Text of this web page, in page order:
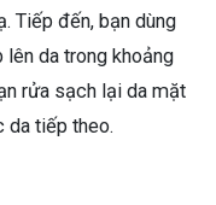
Tiếp đến, bạn dùng
da trong khoảng
rửa sạch lại da mặt
da tiếp theo.